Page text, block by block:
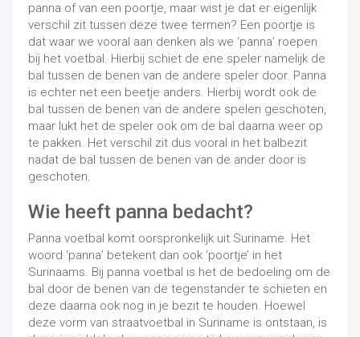
panna of van een poortje, maar wist je dat er eigenlijk
verschil zit tussen deze twee termen? Een poortje is
dat waar we vooral aan denken als we ‘panna’ roepen
bij het voetbal. Hierbij schiet de ene speler namelijk de
bal tussen de benen van de andere speler door. Panna
is echter net een beetje anders. Hierbij wordt ook de
bal tussen de benen van de andere spelen geschoten,
maar lukt het de speler ook om de bal daarna weer op
te pakken. Het verschil zit dus vooral in het balbezit
nadat de bal tussen de benen van de ander door is
geschoten.
Wie heeft panna bedacht?
Panna voetbal komt oorspronkelijk uit Suriname. Het
woord ‘panna’ betekent dan ook ‘poortje’ in het
Surinaams. Bij panna voetbal is het de bedoeling om de
bal door de benen van de tegenstander te schieten en
deze daarna ook nog in je bezit te houden. Hoewel
deze vorm van straatvoetbal in Suriname is ontstaan, is